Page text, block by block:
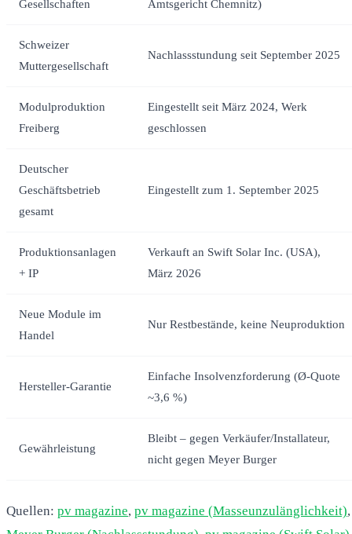
Gesellschaften Amtsgericht Chemnitz)
Schweizer
Muttergesellschaft
Nachlassstundung seit September 2025
Modulproduktion
Freiberg
Eingestellt seit März 2024, Werk
geschlossen
Deutscher
Geschäftsbetrieb
gesamt
Eingestellt zum 1. September 2025
Produktionsanlagen
+ IP
Verkauft an Swift Solar Inc. (USA),
März 2026
Neue Module im
Handel
Nur Restbestände, keine Neuproduktion
Hersteller-Garantie
Einfache Insolvenzforderung (Ø-Quote
~3,6 %)
Gewährleistung
Bleibt – gegen Verkäufer/Installateur,
nicht gegen Meyer Burger
Quellen: pv magazine, pv magazine (Masseunzulänglichkeit),